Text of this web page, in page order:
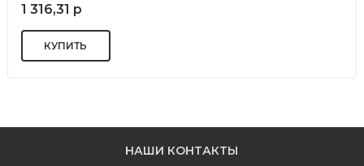
1 316,31 р
НАШИ КОНТАКТЫ